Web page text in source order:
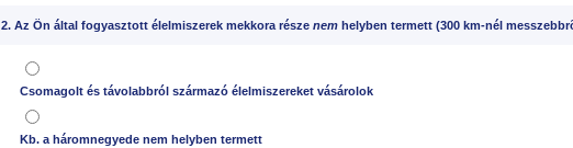
2. Az Ön által fogyasztott élelmiszerek mekkora része nem helyben termett (300 km-nél
Csomagolt és távolabbról származó élelmiszereket vásárolok
Kb. a háromnegyede nem helyben termett